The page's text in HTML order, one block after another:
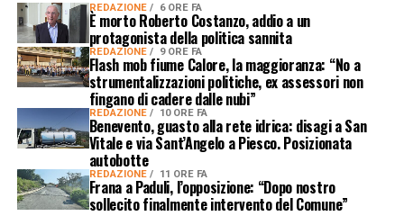
REDAZIONE 6 ORE FA
È morto Roberto Costanzo, addio a un
protagonista della politica sannita
REDAZIONE 9 ORE FA
Flash mob fiume Calore, la maggioranza: “No a
strumentalizzazioni politiche, ex assessori non
fingano di cadere dalle nubi”
REDAZIONE 10 ORE FA
Benevento, guasto alla rete idrica: disagi a San
Vitale e via Sant’Angelo a Piesco. Posizionata
autobotte
REDAZIONE 11 ORE FA
Frana a Paduli, l’opposizione: “Dopo nostro
sollecito finalmente intervento del Comune”